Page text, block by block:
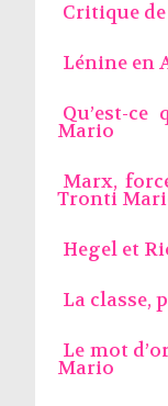
Critique
Lénine en
Qu’est-
Mario
Marx,
Tronti
Hegel et
La classe,
Le mot
Mario